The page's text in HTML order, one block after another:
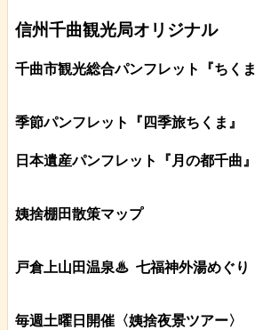
信州千曲観光局オリジナル
千曲市観光総合パンフレット 『ちくま
季節パンフレット『四季旅ちくま』
日本遺産パンフレット 『月の都千曲 』
姨捨棚田散策マップ
戸倉上山田温泉♨ 七福神外湯めぐり
毎週土曜日開催〈姨捨夜景ツアー〉